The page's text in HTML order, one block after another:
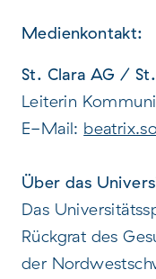
Medienkontakt:
St. Clara AG /
Leiterin
E-Mail:
Über das
Das
Rückgrat des
der